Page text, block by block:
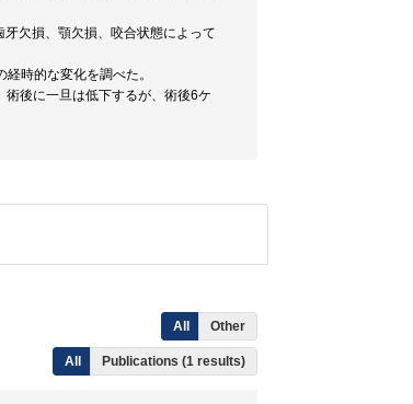
欠損、顎欠損、咬合状態によって
時的な変化を調べた。
後に一旦は低下するが、術後6ケ
All Other
All Publications (1 results)